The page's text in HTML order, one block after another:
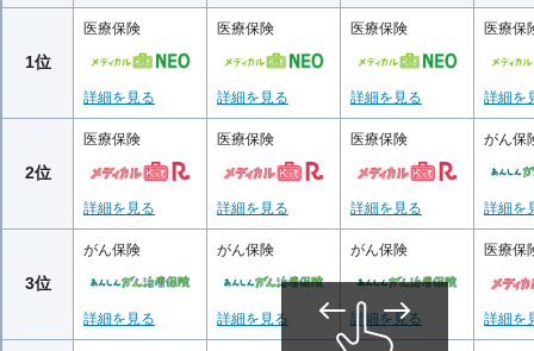
1位
医療保険
詳細を見る
医療保険
詳細を見る
医療保険
詳細を見る
医療保
詳細を
2位
医療保険
詳細を見る
医療保険
詳細を見る
医療保険
詳細を見る
がん保
詳細を
3位
がん保険
詳細を見る
がん保険
詳細を見る
がん保険
詳細を見る
医療保
詳細を